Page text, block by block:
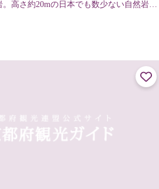
高さ約20mの日本でも数少ない自然岩の